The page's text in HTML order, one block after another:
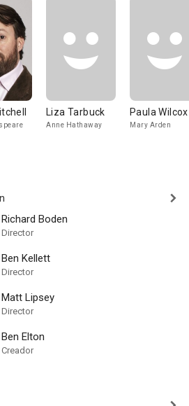
Liza Tarbuck
Anne Hathaway
Paula Wilcox
Mary Arden
Richard Boden
Director
Ben Kellett
Director
Matt Lipsey
Director
Ben Elton
Creador